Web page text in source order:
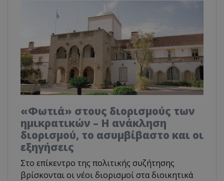
«Φωτιά» στους διορισμούς των
ημικρατικών – Η ανάκληση
διορισμού, το ασυμβίβαστο και οι
εξηγήσεις
Στο επίκεντρο της πολιτικής συζήτησης
βρίσκονται οι νέοι διορισμοί στα διοικητικά